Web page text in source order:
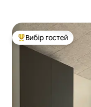
Топ вибір гостей
Вибір гостей